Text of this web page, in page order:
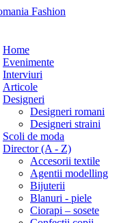
Home
Evenimente
Interviuri
Articole
Designeri
Designeri romani
Designeri straini
Scoli de moda
Director (A - Z)
Accesorii textile
Agentii modelling
Bijuterii
Blanuri - piele
Ciorapi – sosete